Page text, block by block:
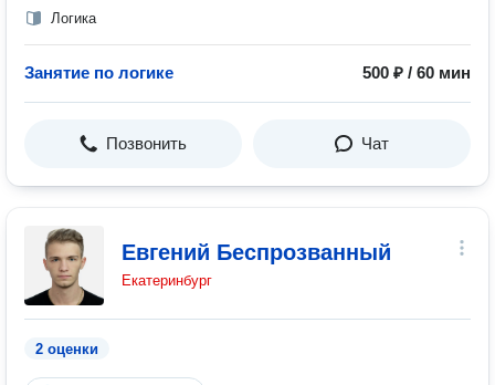
Логика
Занятие по логике 500 ₽ / 60 мин
Позвонить Чат
Евгений Беспрозванный
Екатеринбург
2 оценки